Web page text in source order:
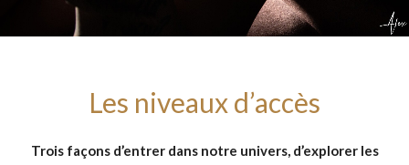
Les niveaux d’accès
Trois façons d’entrer dans notre univers, d’explorer les